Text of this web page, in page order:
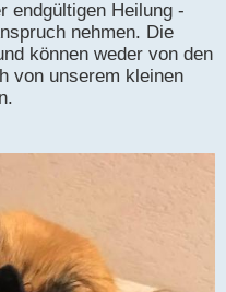
endgültigen Heilung -
nehmen. Die
können weder von den
von unserem kleinen